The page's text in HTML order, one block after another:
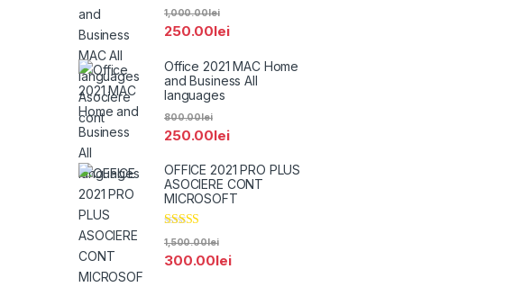
250.00lei
1,000.00lei
Office 2021 MAC Home
and Business All
languages
250.00lei
800.00lei
OFFICE 2021 PRO PLUS
ASOCIERE CONT
MICROSOFT
Evaluat la
5.00
300.00lei
1,500.00lei